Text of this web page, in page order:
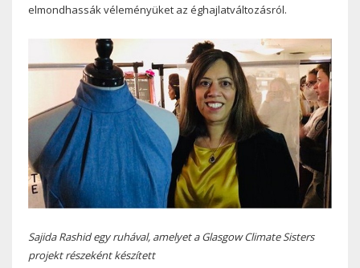
elmondhassák véleményüket az éghajlatváltozásról.
Sajida Rashid egy ruhával, amelyet a Glasgow Climate Sisters
projekt részeként készített